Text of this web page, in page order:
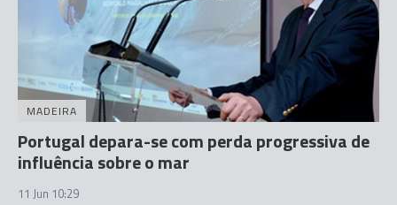
MADEIRA
Portugal depara-se com perda progressiva de
influência sobre o mar
11 Jun 10:29